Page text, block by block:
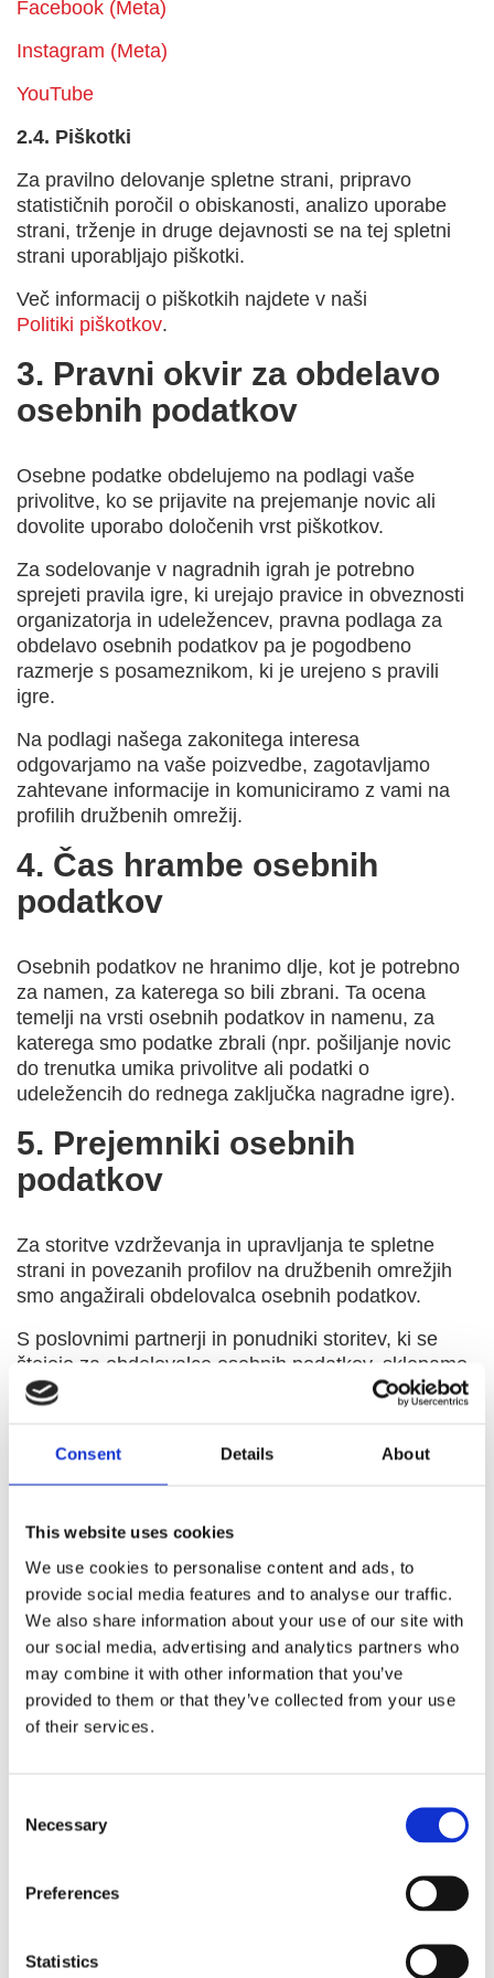
Consent Details About
This website uses cookies
We use cookies to personalise content and ads, to
provide social media features and to analyse our traffic.
We also share information about your use of our site with
our social media, advertising and analytics partners who
may combine it with other information that you’ve
provided to them or that they’ve collected from your use
of their services.
Selection
Necessary
Preferences
Statistics
Facebook (Meta)
Instagram (Meta)
YouTube
2.4. Piškotki
Za pravilno delovanje spletne strani, pripravo
statističnih poročil o obiskanosti, analizo uporabe
strani, trženje in druge dejavnosti se na tej spletni
strani uporabljajo piškotki.
Več informacij o piškotkih najdete v naši
Politiki piškotkov.
3. Pravni okvir za obdelavo
osebnih podatkov
Osebne podatke obdelujemo na podlagi vaše
privolitve, ko se prijavite na prejemanje novic ali
dovolite uporabo določenih vrst piškotkov.
Za sodelovanje v nagradnih igrah je potrebno
sprejeti pravila igre, ki urejajo pravice in obveznosti
organizatorja in udeležencev, pravna podlaga za
obdelavo osebnih podatkov pa je pogodbeno
razmerje s posameznikom, ki je urejeno s pravili
igre.
Na podlagi našega zakonitega interesa
odgovarjamo na vaše poizvedbe, zagotavljamo
zahtevane informacije in komuniciramo z vami na
profilih družbenih omrežij.
4. Čas hrambe osebnih
podatkov
Osebnih podatkov ne hranimo dlje, kot je potrebno
za namen, za katerega so bili zbrani. Ta ocena
temelji na vrsti osebnih podatkov in namenu, za
katerega smo podatke zbrali (npr. pošiljanje novic
do trenutka umika privolitve ali podatki o
udeležencih do rednega zaključka nagradne igre).
5. Prejemniki osebnih
podatkov
Za storitve vzdrževanja in upravljanja te spletne
strani in povezanih profilov na družbenih omrežjih
smo angažirali obdelovalca osebnih podatkov.
S poslovnimi partnerji in ponudniki storitev, ki se
štejejo za obdelovalce osebnih podatkov, sklepamo
posebne pogodbe, s katerimi so opredeljeni obvezni
informacij.
podatkov
Za potrebe pošiljanja novic uporabljamo storitev
Mailchimp, ki ima sedež v Združenih državah
Amerike, zato smo kot zaščitni ukrep podatkov v
tem poslovnem procesu s ponudnikom storitve
sklenili Standardne pogodbene klavzule. Več
addendum/
7. Pravice posameznika, na
podatki